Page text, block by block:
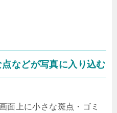
点などが写真に入り込む
面上に小さな斑点・ゴミ